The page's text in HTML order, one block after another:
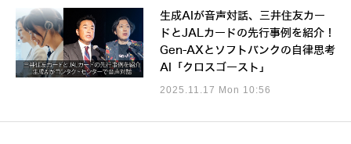
生成AIが音声対話、三井住友カー
ドとJALカードの先行事例を紹介！
Gen-AXとソフトバンクの自律思考
AI「クロスゴースト」
2025.11.17 Mon 10:56